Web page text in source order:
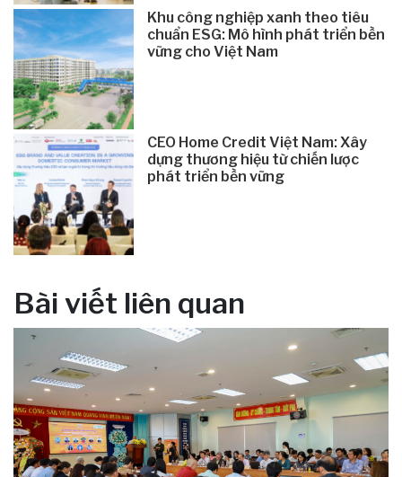
Khu công nghiệp xanh theo tiêu
chuẩn ESG: Mô hình phát triển bền
vững cho Việt Nam
CEO Home Credit Việt Nam: Xây
dựng thương hiệu từ chiến lược
phát triển bền vững
Bài viết liên quan